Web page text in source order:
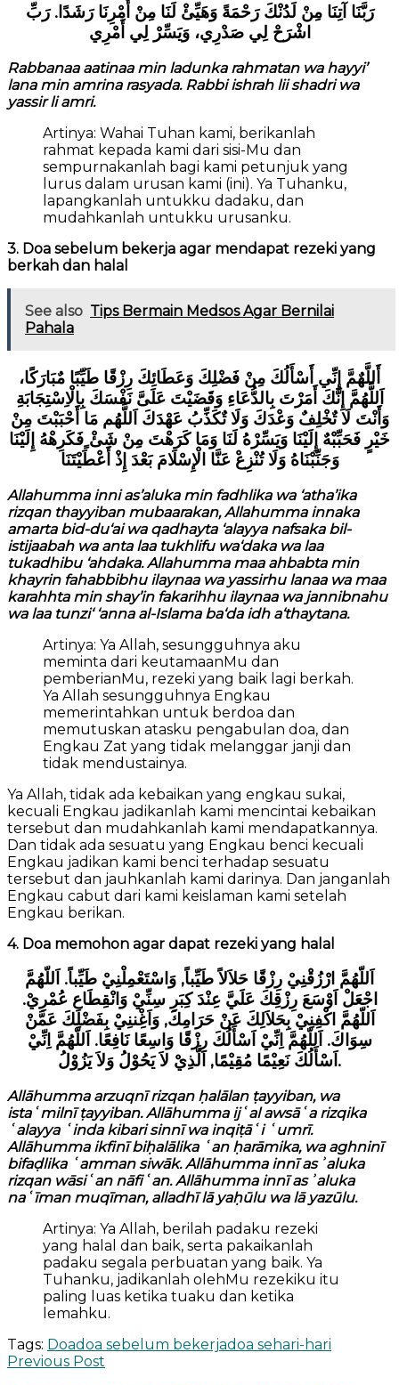
رَبَّنَا آتِنَا مِنْ لَدُنْكَ رَحْمَةً وَهَيِّئْ لَنَا مِنْ أَمْرِنَا رَشَدًا. رَبِّ
اشْرَحْ لِي صَدْرِي، وَيَسِّرْ لِي أَمْرِي
Rabbanaa aatinaa min ladunka rahmatan wa hayyi’
lana min amrina rasyada. Rabbi ishrah lii shadri wa
yassir li amri.
Artinya: Wahai Tuhan kami, berikanlah
rahmat kepada kami dari sisi-Mu dan
sempurnakanlah bagi kami petunjuk yang
lurus dalam urusan kami (ini). Ya Tuhanku,
lapangkanlah untukku dadaku, dan
mudahkanlah untukku urusanku.
3. Doa sebelum bekerja agar mendapat rezeki yang
berkah dan halal
See also Tips Bermain Medsos Agar Bernilai
Pahala
أَللَّهٌمَّ إِنِّي أَسْأَلُكَ مِنْ فَضْلِكَ وَعَطَائِكَ رِزْقًا طَيِّبًا مٌبَارَكًا،
اَللَّهُمَّ إِنَّكَ أَمَرْتَ بِالدُّعَاءِ وَقَضَيْتَ عَلَىَّ نَفْسَكَ بِالْاِسْتِجَابَةِ
وَأَنْتَ لَا تٌخْلِفٌ وَعْدَكَ وَلَا تٌكَذِّبُ عَهْدَكَ اَللَّهُم مَا أَحْبَبْتَ مِنْ
خَيْرٍ فَحَبِّبْهٌ إِلَيْنَا وَيَسِّرْهُ لَنَا وَمَا كَرَهْتَ مِنْ شَئْ ٍفَكَرِهْهُ إِلَيْنَا
وَجَنِّبْنَاهُ وَلَا تُنْزِعْ عَنَّا الْإِسْلَامَ بَعْدَ إِذْ أَعْطَيْتَنَا
Allahumma inni as’aluka min fadhlika wa ‘atha’ika
rizqan thayyiban mubaarakan, Allahumma innaka
amarta bid-du‘ai wa qadhayta ‘alayya nafsaka bil-
istijaabah wa anta laa tukhlifu wa‘daka wa laa
tukadhibu ‘ahdaka. Allahumma maa ahbabta min
khayrin fahabbibhu ilaynaa wa yassirhu lanaa wa maa
karahhta min shay’in fakarihhu ilaynaa wa jannibnahu
wa laa tunzi‘ ‘anna al-Islama ba‘da idh a‘thaytana.
Artinya: Ya Allah, sesungguhnya aku
meminta dari keutamaanMu dan
pemberianMu, rezeki yang baik lagi berkah.
Ya Allah sesungguhnya Engkau
memerintahkan untuk berdoa dan
memutuskan atasku pengabulan doa, dan
Engkau Zat yang tidak melanggar janji dan
tidak mendustainya.
Ya Allah, tidak ada kebaikan yang engkau sukai,
kecuali Engkau jadikanlah kami mencintai kebaikan
tersebut dan mudahkanlah kami mendapatkannya.
Dan tidak ada sesuatu yang Engkau benci kecuali
Engkau jadikan kami benci terhadap sesuatu
tersebut dan jauhkanlah kami darinya. Dan janganlah
Engkau cabut dari kami keislaman kami setelah
Engkau berikan.
4. Doa memohon agar dapat rezeki yang halal
اَللّهُمَّ ارْزُقْنِيْ رِزْقًا حَلاَلاً طَيِّباً, وَاسْتَعْمِلْنِيْ طَيِّباً. اَللّهُمَّ
اجْعَلْ اَوْسَعَ رِزْقِكَ عَلَيَّ عِنْدَ كِبَرِ سِنِّيْ وَانْقِطَاعِ عُمْرِيْ.
اَللّهُمَّ اكْفِنِيْ بِحَلاَلِكَ عَنْ حَرَامِكَ, وَاَغِْننِيْ بِفَضْلِكَ عَمَّنْ
سِوَاكَ. اَللّهُمَّ اِنِّيْ اَسْأَلُكَ رِزْقًا وَاسِعًا نَافِعًا. اَللّهُمَّ اِنِّيْ
اَسْأَلُكَ نَعِيْمًا مُقِيْمًا, اَلَّذِيْ لاَ يَحُوْلُ وَلاَ يَزُوْلُ.
Allāhumma arzuqnī rizqan ḥalālan ṭayyiban, wa
istaʿmilnī ṭayyiban. Allāhumma ijʿal awsāʿa rizqika
ʿalayya ʿinda kibari sinnī wa inqiṭāʿi ʿumrī.
Allāhumma ikfinī biḥalālika ʿan ḥarāmika, wa aghninī
bifaḍlika ʿamman siwāk. Allāhumma innī asʾaluka
rizqan wāsiʿan nāfiʿan. Allāhumma innī asʾaluka
naʿīman muqīman, alladhī lā yaḥūlu wa lā yazūlu.
Artinya: Ya Allah, berilah padaku rezeki
yang halal dan baik, serta pakaikanlah
padaku segala perbuatan yang baik. Ya
Tuhanku, jadikanlah olehMu rezekiku itu
paling luas ketika tuaku dan ketika
lemahku.
Tags: Doadoa sebelum bekerjadoa sehari-hari
Previous Post